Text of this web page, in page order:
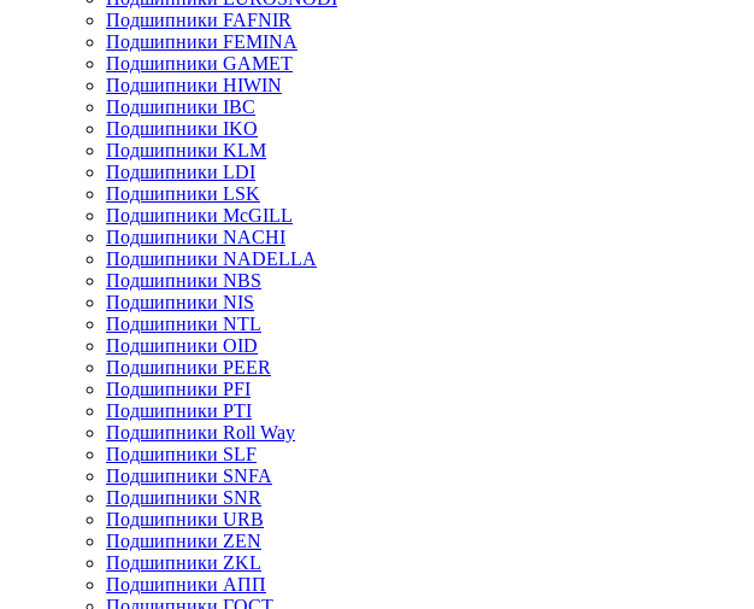
Подшипники FAFNIR
Подшипники FEMINA
Подшипники GAMET
Подшипники HIWIN
Подшипники IBC
Подшипники IKO
Подшипники KLM
Подшипники LDI
Подшипники LSK
Подшипники McGILL
Подшипники NACHI
Подшипники NADELLA
Подшипники NBS
Подшипники NIS
Подшипники NTL
Подшипники OID
Подшипники PEER
Подшипники PFI
Подшипники PTI
Подшипники Roll Way
Подшипники SLF
Подшипники SNFA
Подшипники SNR
Подшипники URB
Подшипники ZEN
Подшипники ZKL
Подшипники АПП